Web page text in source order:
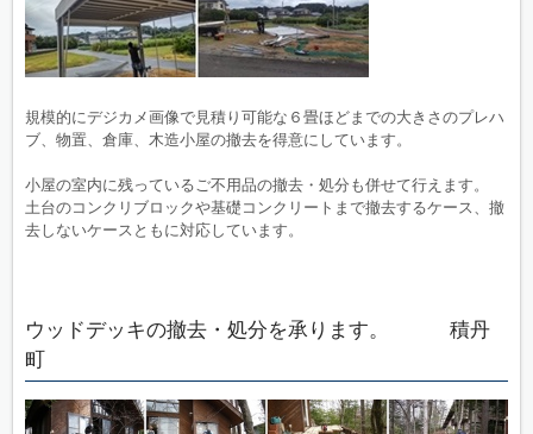
規模的にデジカメ画像で見積り可能な６畳ほどまでの大きさのプレハ
ブ、物置、倉庫、木造小屋の撤去を得意にしています。
小屋の室内に残っているご不用品の撤去・処分も併せて行えます。
土台のコンクリブロックや基礎コンクリートまで撤去するケース、撤
去しないケースともに対応しています。
ウッドデッキの撤去・処分を承ります。 積丹
町